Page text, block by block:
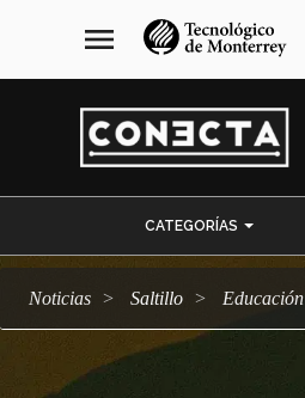
navegación
principal
menu
CATEGORÍAS
Noticias Saltillo Educación